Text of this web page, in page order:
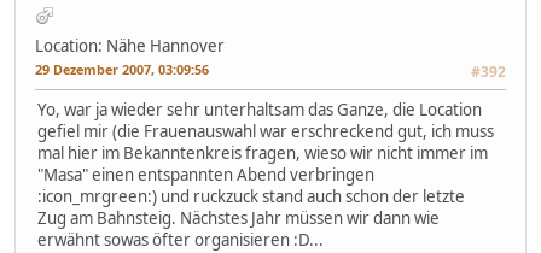
Location: Nähe Hannover
29 Dezember 2007, 03:09:56 #392
Yo, war ja wieder sehr unterhaltsam das Ganze, die Location
gefiel mir (die Frauenauswahl war erschreckend gut, ich muss
mal hier im Bekanntenkreis fragen, wieso wir nicht immer im
"Masa" einen entspannten Abend verbringen
:icon_mrgreen:) und ruckzuck stand auch schon der letzte
Zug am Bahnsteig. Nächstes Jahr müssen wir dann wie
erwähnt sowas öfter organisieren :D...